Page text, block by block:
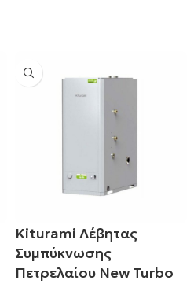
Kiturami Λέβητας
Συμπύκνωσης
Πετρελαίου New Turbo